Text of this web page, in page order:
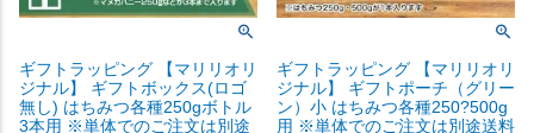
ギフトラッピング 【マリリオリ
ジナル】 ギフトボックス(ロゴ
無し) はちみつ各種250gボトル
3本用 ※単体でのご注文は別途
ギフトラッピング 【マリリオリ
ジナル】 ギフトポーチ（グリー
ン）小 はちみつ各種250?500g
用 ※単体でのご注文は別途送料